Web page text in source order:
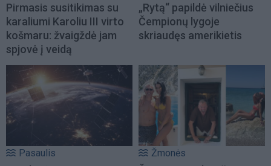
Pirmasis susitikimas su
karaliumi Karoliu III virto
košmaru: žvaigždė jam
spjovė į veidą
„Rytą“ papildė vilniečius
Čempionų lygoje
skriaudęs amerikietis
Pasaulis Žmonės